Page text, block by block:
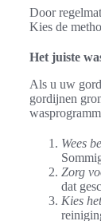
Door
Kies de
Het juiste
Als u uw
gordijnen
Wees
Zorg
dat
Kies